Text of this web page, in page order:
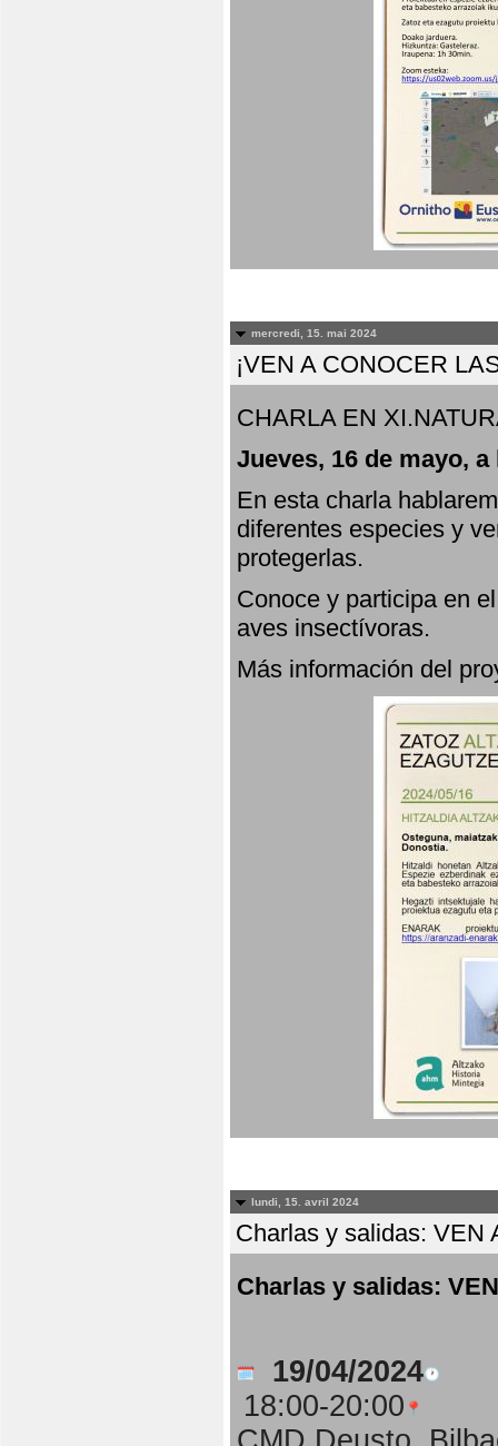
mercredi, 15. mai 2024
¡VEN A CONOCER
CHARLA EN
Jueves, 16 de mayo,
En esta charla
diferentes especies y
protegerlas.
Conoce y participa en
aves insectívoras.
Más información del
lundi, 15. avril 2024
Charlas y salidas: VEN
Charlas y salidas:
19/04/2024
18:00-20:00